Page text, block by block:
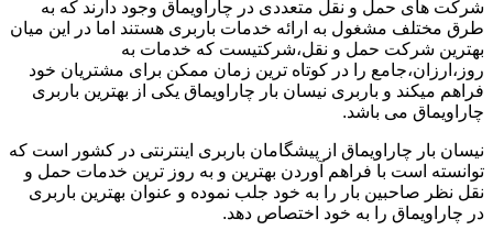
شرکت های حمل و نقل متعددی در چاراویماق وجود دارند که به
طرق مختلف مشغول به ارائه خدمات باربری هستند اما در این میان
بهترین شرکت حمل و نقل،شرکتیست که خدمات به
روز،ارزان،جامع را در کوتاه ترین زمان ممکن برای مشتریان خود
فراهم میکند و باربری نیسان بار چاراویماق یکی از بهترین باربری
چاراویماق می باشد.
نیسان بار چاراویماق از پیشگامان باربری اینترنتی در کشور است که
توانسته است با فراهم آوردن بهترین و به روز ترین خدمات حمل و
نقل نظر صاحبین بار را به خود جلب نموده و عنوان بهترین باربری
در چاراویماق را به خود اختصاص دهد.